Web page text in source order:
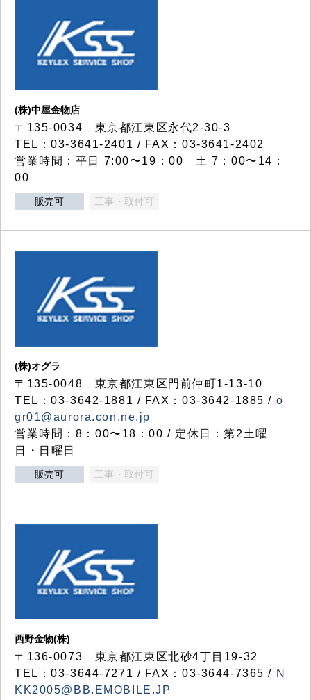
(株)中屋金物店
〒135-0034 東京都江東区永代2-30-3
TEL：03-3641-2401 / FAX：03-3641-2402
営業時間：平日 7:00〜19：00 土 7：00〜14：
00
販売可 工事・取付可
(株)オグラ
〒135-0048 東京都江東区門前仲町1-13-10
TEL：03-3642-1881 / FAX：03-3642-1885 / o
gr01@aurora.con.ne.jp
営業時間：8：00〜18：00 / 定休日：第2土曜
日・日曜日
販売可 工事・取付可
西野金物(株)
〒136-0073 東京都江東区北砂4丁目19-32
TEL：03‐3644‐7271 / FAX：03-3644-7365 / N
KK2005@BB.EMOBILE.JP